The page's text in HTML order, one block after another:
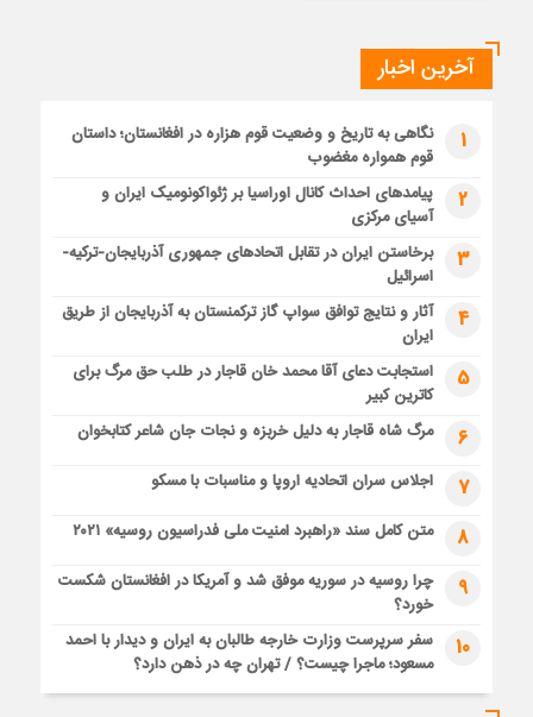
آخرین اخبار
1
نگاهی به تاریخ و وضعیت قوم هزاره در افغانستان؛ داستان
قوم همواره مغضوب
2
پیامدهای احداث کانال اوراسیا بر ژئواکونومیک ایران و
آسیای مرکزی
3
برخاستن ایران در تقابل اتحادهای جمهوری آذربایجان-ترکیه-
اسرائیل
4
آثار و نتایج توافق سواپ گاز ترکمنستان به آذربایجان از طریق
ایران
5
استجابت دعای آقا محمد خان قاجار در طلب حق مرگ برای
کاترین کبیر
6 مرگ شاه قاجار به دلیل خربزه و نجات جان شاعر کتابخوان
7 اجلاس سران اتحادیه اروپا و مناسبات با مسکو
8 متن کامل سند «راهبرد امنیت ملی فدراسیون روسیه» ۲۰۲۱
9
چرا روسیه در سوریه موفق شد و آمریکا در افغانستان شکست
خورد؟
10
سفر سرپرست وزارت خارجه طالبان به ایران و دیدار با احمد
مسعود؛ ماجرا چیست؟ / تهران چه در ذهن دارد؟